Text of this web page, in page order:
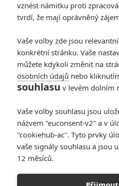
Napsal:Petr Slavík - (Anarvin),
Zobrazit
Novinka legendárního Johna
vznést námitku proti
tvrdí, že mají oprávněný
Vaše volby zde jsou
konkrétní stránku. Vaše
můžete kdykoli změnit na
osobních údajů nebo
souhlasu v levém dolním
Vaše volby souhlasu jsou
názvem "euconsent-v2" a v
"cookiehub-ac". Tyto prvky
vaše signály souhlasu a jsou
12 měsíců.